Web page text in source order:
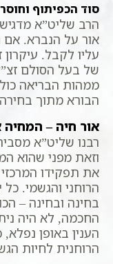
סוד הכפיתוף
הרב שליט”א
אור על הנברא. אם
עליו לקבל.
של בעל הסולם
ממהות הבריאה
הבורא מתוך בחירה
אור חיה –
רבנו שליט”א
וזאת מפני שהוא
את תפקידו
הרוחני והגשמי.
בחינה ובחינה –
החכמה, לא היה
הענין באופן
הרוחנית לחיות